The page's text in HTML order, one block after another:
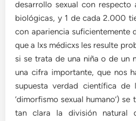
desarrollo sexual con respecto
biológicas, y 1 de cada 2.000
con apariencia suficientemente
que a lxs médicxs les resulte
si se trata de una niña o de un
una cifra importante, que nos
supuesta verdad científica de
‘dimorfismo sexual humano’) se
tan clara la división natural